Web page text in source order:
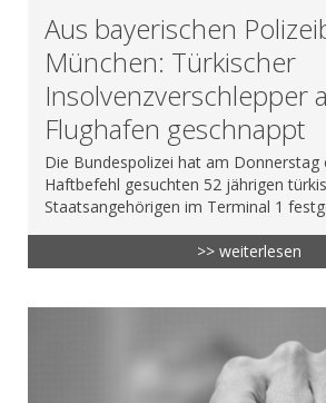
Aus bayerischen
München: Türkischer
Insolvenzverschlepper
Flughafen geschnappt
Die Bundespolizei hat am Donnerstag
Haftbefehl gesuchten 52 jährigen
Staatsangehörigen im Terminal 1
>> weiterlesen